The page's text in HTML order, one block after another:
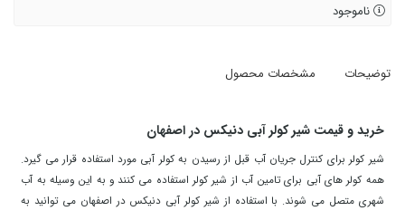
ناموجود
توضیحات مشخصات محصول
خرید و قیمت شیر کولر آبی دنیکس در اصفهان
شیر کولر برای کنترل جریان آب قبل از رسیدن به کولر آبی مورد استفاده قرار می گیرد.
همه کولر های آبی برای تامین آب از شیر کولر استفاده می کنند و به این وسیله به آب
شهری متصل می شوند. با استفاده از شیر کولر آبی دنیکس در اصفهان می توانید به